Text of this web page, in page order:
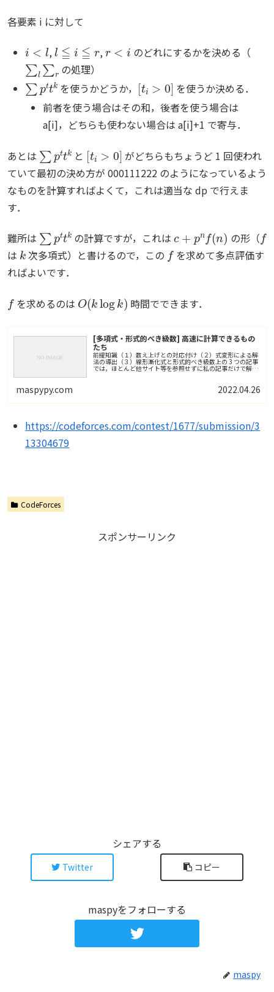
各要素 i に対して
,
≦ r
, のどれにするかを決める（
∑l∑r
の処理）
∑pttk
を使うかどうか，
[
を使うか決める．
前者を使う場合はその和，後者を使う場合は
a[i]，どちらも使わない場合は a[i]+1 で寄与．
あとは
t tk
と
がどちらもちょうど 1 回使われ
ていて最初の決め方が 000111222 のようになっているよう
なものを計算すればよくて，これは適当な dp で行えま
す．
難所は
∑ t tk
の計算ですが，これは
n
の形（
は
k
次多項式）と書けるので，この
f
を求めて多点評価す
ればよいです．
を求めるのは 時間でできます．
[多項式・形式的べき級数] 高速に計算できるもの
たち
前提知識（１）数え上げとの対応付け（２）式変形による解
法の導出（３）線形漸化式と形式的べき級数上の 3 つの記事
では，ほとんど他サイト等を参照せずに私の記事だけで解説
を完結させるようにしていましたが，本...
maspypy.com 2022.04.26
https://codeforces.com/contest/1677/submission/3
13304679
CodeForces
スポンサーリンク
シェアする
Twitter コピー
maspyをフォローする
maspy